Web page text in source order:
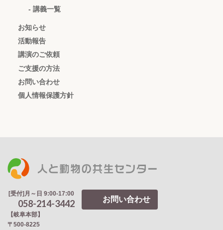
- 講義一覧
お知らせ
活動報告
講演のご依頼
ご支援の方法
お問い合わせ
個人情報保護方針
[受付]月～日 9:00-17:00
058-214-3442 お問い合わせ
【岐阜本部】
〒500-8225